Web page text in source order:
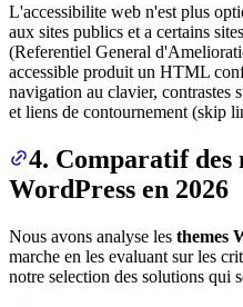
L'accessibilite web n'est plus
aux sites publics et a certains
(Referentiel General
accessible produit un HTML
navigation au clavier, contrastes
et liens de contournement (skip
4. Comparatif des
WordPress en 2026
Nous avons analyse les themes
marche en les evaluant sur les
notre selection des solutions qui